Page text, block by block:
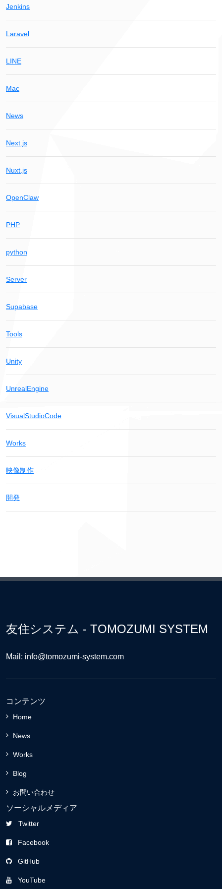
Jenkins
Laravel
LINE
Mac
News
Next.js
Nuxt.js
OpenClaw
PHP
python
Server
Supabase
Tools
Unity
UnrealEngine
VisualStudioCode
Works
映像制作
開発
友住システム - TOMOZUMI SYSTEM
Mail: info@tomozumi-system.com
コンテンツ
Home
News
Works
Blog
お問い合わせ
ソーシャルメディア
Twitter
Facebook
GitHub
YouTube